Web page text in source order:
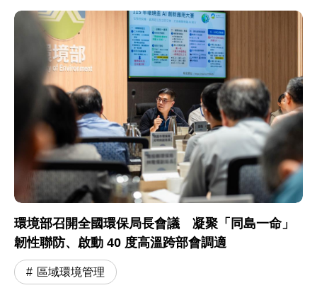
環境部召開全國環保局長會議 凝聚「同島一命」
韌性聯防、啟動 40 度高溫跨部會調適
區域環境管理